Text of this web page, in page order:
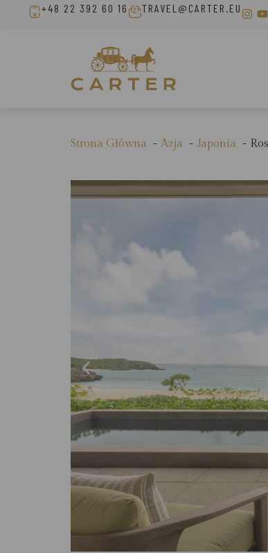
+48 22 392 60 16 TRAVEL@CARTER.EU
Strona Główna Azja Japonia